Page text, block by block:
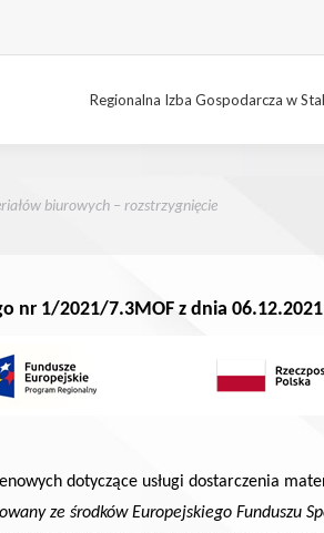
Regionalna Izba Gospodarcza w
biurowych – rozstrzygnięcie
nr 1/2021/7.3MOF z dnia
dotyczące usługi dostarczenia
ze środków Europejskiego Funduszu